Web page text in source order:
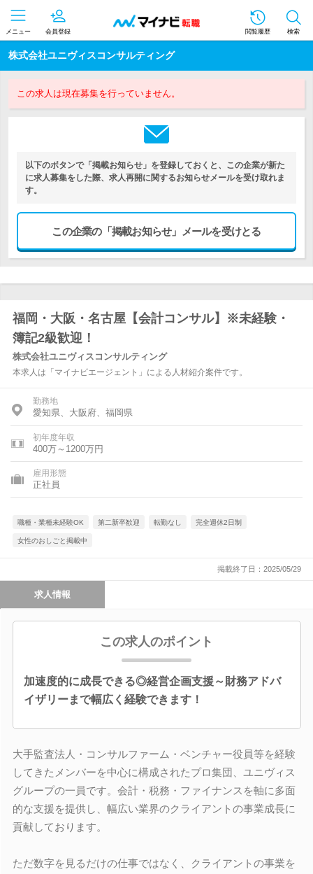
メニュー 会員登録 閲覧履歴 検索
株式会社ユニヴィスコンサルティング
この求人は現在募集を行っていません。
以下のボタンで「掲載お知らせ」を登録しておくと、この企業が新た
に求人募集をした際、求人再開に関するお知らせメールを受け取れま
す。
この企業の「掲載お知らせ」メールを受けとる
福岡・大阪・名古屋【会計コンサル】※未経験・
簿記2級歓迎！
株式会社ユニヴィスコンサルティング
本求人は「マイナビエージェント」による人材紹介案件です。
勤務地
愛知県、大阪府、福岡県
初年度年収
400万～1200万円
雇用形態
正社員
職種・業種未経験OK 第二新卒歓迎 転勤なし 完全週休2日制
女性のおしごと掲載中
掲載終了日：2025/05/29
求人情報
この求人のポイント
加速度的に成長できる◎経営企画支援～財務アドバ
イザリーまで幅広く経験できます！
大手監査法人・コンサルファーム・ベンチャー役員等を経験
してきたメンバーを中心に構成されたプロ集団、ユニヴィス
グループの一員です。会計・税務・ファイナンスを軸に多面
的な支援を提供し、幅広い業界のクライアントの事業成長に
貢献しております。
ただ数字を見るだけの仕事ではなく、クライアントの事業を